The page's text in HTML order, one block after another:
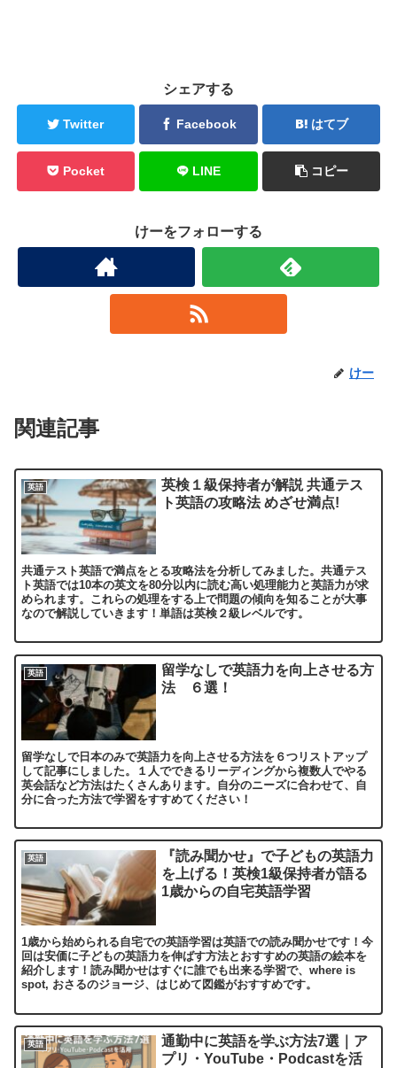
シェアする
Twitter Facebook はてブ
Pocket LINE コピー
けーをフォローする
けー
関連記事
英語
英検１級保持者が解説 共通テス
ト英語の攻略法 めざせ満点!
共通テスト英語で満点をとる攻略法を分析してみました。共通テス
ト英語では10本の英文を80分以内に読む高い処理能力と英語力が求
められます。これらの処理をする上で問題の傾向を知ることが大事
なので解説していきます！単語は英検２級レベルです。
英語
留学なしで英語力を向上させる方
法 ６選！
留学なしで日本のみで英語力を向上させる方法を６つリストアップ
して記事にしました。１人でできるリーディングから複数人でやる
英会話など方法はたくさんあります。自分のニーズに合わせて、自
分に合った方法で学習をすすめてください！
英語
『読み聞かせ』で子どもの英語力
を上げる！英検1級保持者が語る
1歳からの自宅英語学習
1歳から始められる自宅での英語学習は英語での読み聞かせです！今
回は安価に子どもの英語力を伸ばす方法とおすすめの英語の絵本を
紹介します！読み聞かせはすぐに誰でも出来る学習で、where is
spot, おさるのジョージ、はじめて図鑑がおすすめです。
英語
通勤中に英語を学ぶ方法7選｜ア
プリ・YouTube・Podcastを活